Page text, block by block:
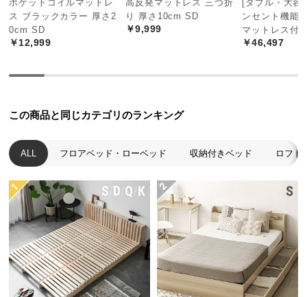
中
型
商
に
い
小
型
商
品
の
配
送
ポケットコイルマットレ
ス ブラックカラー 厚さ2
0cm SD
￥12,999
高反発マットレス 三つ折
り 厚さ10cm SD
￥9,999
[ダブル・大
ンセント機能
マットレス付
￥46,497
この商品と同じカテゴリのランキング
ALL フロアベッド・ローベッド 収納付きベッド ロフト